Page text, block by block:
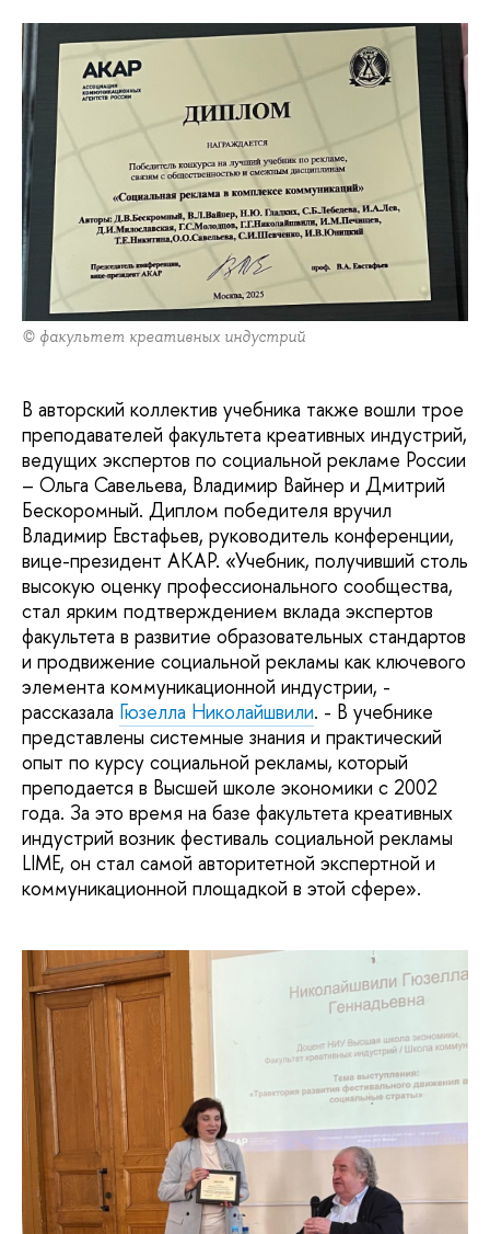
© факультет креативных индустрий
В авторский коллектив учебника также вошли трое
преподавателей факультета креативных индустрий,
ведущих экспертов по социальной рекламе России
– Ольга Савельева, Владимир Вайнер и Дмитрий
Бескоромный. Диплом победителя вручил
Владимир Евстафьев, руководитель конференции,
вице-президент АКАР. «Учебник, получивший столь
высокую оценку профессионального сообщества,
стал ярким подтверждением вклада экспертов
факультета в развитие образовательных стандартов
и продвижение социальной рекламы как ключевого
элемента коммуникационной индустрии, -
рассказала Гюзелла Николайшвили. - В учебнике
представлены системные знания и практический
опыт по курсу социальной рекламы, который
преподается в Высшей школе экономики с 2002
года. За это время на базе факультета креативных
индустрий возник фестиваль социальной рекламы
LIME, он стал самой авторитетной экспертной и
коммуникационной площадкой в этой сфере».